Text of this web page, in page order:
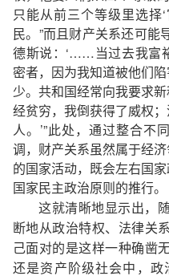
只能从前三个等级里选择
民。”而且财产关系还可能
德斯说：‘……当过去我富
密者，因为我知道被他们
少。共和国经常向我要求
经贫穷，我倒获得了威权
人。’”此处，通过整合不
调，财产关系虽然属于经
的国家活动，既会左右国
国家民主政治原则的推行。
这就清晰地显示出，
断地从政治特权、法律关
己面对的是这样一种确凿
还是资产阶级社会中，